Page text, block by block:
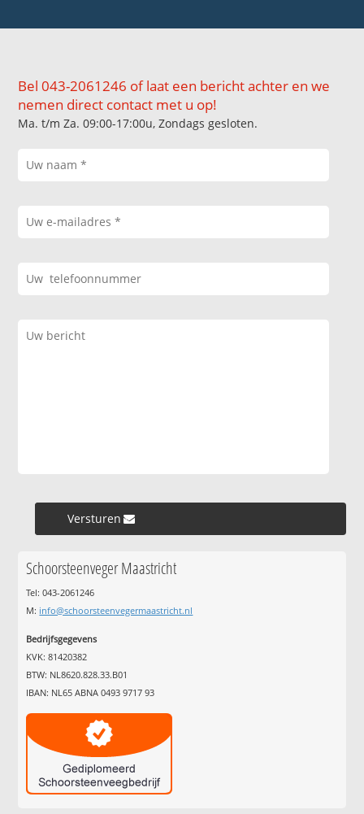
Bel 043-2061246 of laat een bericht achter en we
nemen direct contact met u op!
Ma. t/m Za. 09:00-17:00u, Zondags gesloten.
Versturen »
Schoorsteenveger Maastricht
Tel: 043-2061246
M: info@schoorsteenvegermaastricht.nl
Bedrijfsgegevens
KVK: 81420382
BTW: NL8620.828.33.B01
IBAN: NL65 ABNA 0493 9717 93